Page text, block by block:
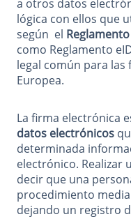
a otros datos
lógica con ellos que
según el Reglamento
como Reglamento
legal común para
Europea.
La firma electrónica
datos electrónicos
determinada
electrónico. Realizar
decir que una
procedimiento
dejando un registro